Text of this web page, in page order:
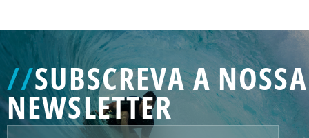
//SUBSCREVA A NOSSA
NEWSLETTER